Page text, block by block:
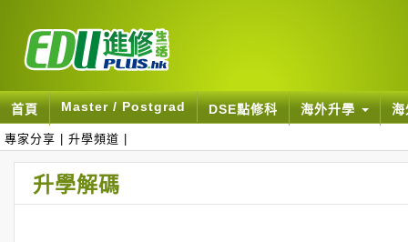
首頁 Master / Postgrad DSE點修科 海外升學
專家分享 升學頻道
升學解碼